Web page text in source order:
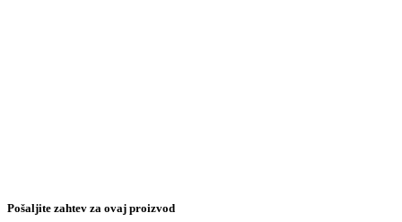
Pošaljite zahtev za ovaj proizvod